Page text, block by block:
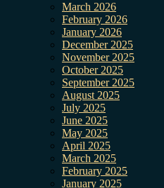
March 2026
February 2026
January 2026
December 2025
November 2025
October 2025
September 2025
August 2025
July 2025
June 2025
May 2025
April 2025
March 2025
February 2025
January 2025